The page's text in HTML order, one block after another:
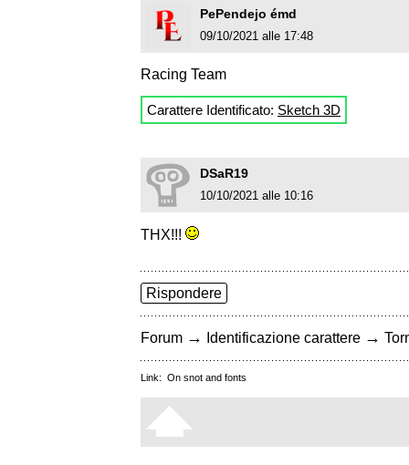
PePendejo émd
09/10/2021 alle 17:48
Racing Team
Carattere Identificato: Sketch 3D
DSaR19
10/10/2021 alle 10:16
THX!!!
Rispondere
Forum → Identificazione carattere →
Link: On snot and fonts